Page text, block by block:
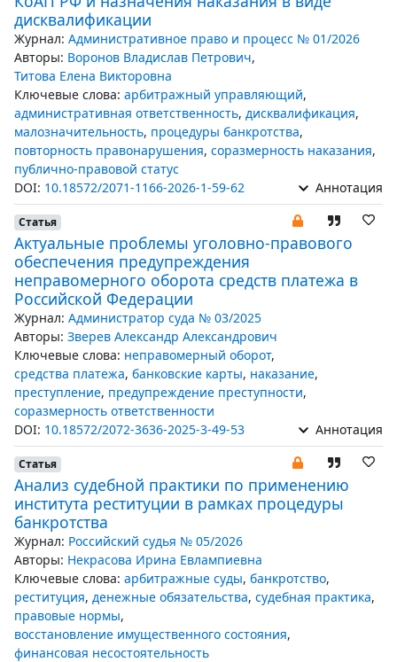
дисквалификации
Журнал: Административное право и процесс № 01/2026
Авторы: Воронов Владислав Петрович,
Титова Елена Викторовна
Ключевые слова: арбитражный управляющий,
административная ответственность, дисквалификация,
малозначительность, процедуры банкротства,
повторность правонарушения, соразмерность наказания,
публично-правовой статус
DOI: 10.18572/2071-1166-2026-1-59-62 Аннотация
Статья
Актуальные проблемы уголовно-правового
обеспечения предупреждения
неправомерного оборота средств платежа в
Российской Федерации
Журнал: Администратор суда № 03/2025
Авторы: Зверев Александр Александрович
Ключевые слова: неправомерный оборот,
средства платежа, банковские карты, наказание,
преступление, предупреждение преступности,
соразмерность ответственности
DOI: 10.18572/2072-3636-2025-3-49-53 Аннотация
Статья
Анализ судебной практики по применению
института реституции в рамках процедуры
банкротства
Журнал: Российский судья № 05/2026
Авторы: Некрасова Ирина Евлампиевна
Ключевые слова: арбитражные суды, банкротство,
реституция, денежные обязательства, судебная практика,
правовые нормы,
восстановление имущественного состояния,
финансовая несостоятельность